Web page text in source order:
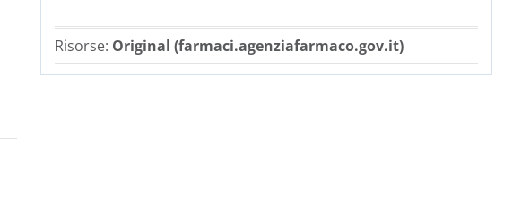
Risorse: Original (farmaci.agenziafarmaco.gov.it)